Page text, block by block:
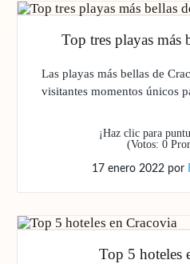
Top tres playas más
Las playas más bellas de
visitantes momentos únicos
¡Haz clic para
(Votos: 0
17 enero 2022 por
Top 5 hoteles